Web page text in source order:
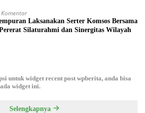
Laksanakan Serter Komsos Bersama
Silaturahmi dan Sinergitas Wilayah
untuk widget recent post wpberita, anda bisa
widget ini.
Selengkapnya